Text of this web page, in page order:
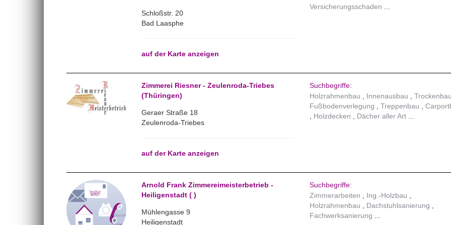
Schloßstr. 20
Bad Laasphe
auf der Karte anzeigen
Versicherungsschaden
Zimmerei Riesner - Zeulenroda-Triebes
(Thüringen)
Geraer Straße 18
Zeulenroda-Triebes
auf der Karte anzeigen
Suchbegriffe:
Holzrahmenbau
Innenausbau
Trockenbau
Fußbodenverlegung
Treppenbau
Holzdecken
Dächer aller Art
Arnold Frank Zimmereimeisterbetrieb -
Heiligenstadt ( )
Mühlengasse 9
Heiligenstadt
Suchbegriffe:
Zimmerarbeiten
Ing.-Holzbau
Holzrahmenbau
Dachstuhlsanierung
Fachwerksanierung